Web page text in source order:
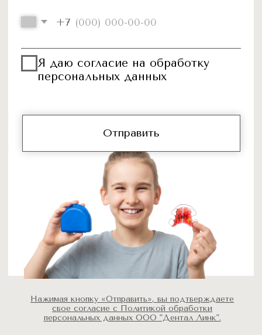
Пациентам
Врачи
Портфолио
Спецпредложения
Блог
Экспертные статьи
Уголок потребителя
Элайнеры
Коронки
Отбеливание
+7 (863) 333-95-13